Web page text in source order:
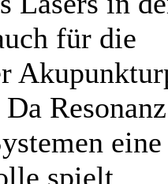
für die
eine
spielt,